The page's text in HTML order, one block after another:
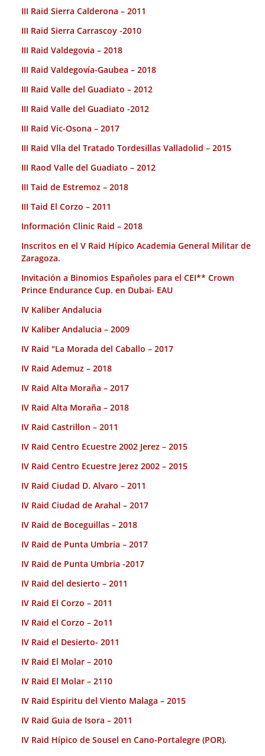
III Raid Sierra Calderona – 2011
III Raid Sierra Carrascoy -2010
III Raid Valdegovia – 2018
III Raid Valdegovía-Gaubea – 2018
III Raid Valle del Guadiato – 2012
III Raid Valle del Guadiato -2012
III Raid Vic-Osona – 2017
III Raid Vlla del Tratado Tordesillas Valladolid – 2015
III Raod Valle del Guadiato – 2012
III Taid de Estremoz – 2018
III Taid El Corzo – 2011
Información Clinic Raid – 2018
Inscritos en el V Raid Hípico Academia General Militar de
Zaragoza.
Invitación a Binomios Españoles para el CEI** Crown
Prince Endurance Cup. en Dubai- EAU
IV Kaliber Andalucia
IV Kaliber Andalucia – 2009
IV Raid "La Morada del Caballo – 2017
IV Raid Ademuz – 2018
IV Raid Alta Moraña – 2017
IV Raid Alta Moraña – 2018
IV Raid Castrillon – 2011
IV Raid Centro Ecuestre 2002 Jerez – 2015
IV Raid Centro Ecuestre Jerez 2002 – 2015
IV Raid Ciudad D. Alvaro – 2011
IV Raid Ciudad de Arahal – 2017
IV Raid de Boceguillas – 2018
IV Raid de Punta Umbria – 2017
IV Raid de Punta Umbria -2017
IV Raid del desierto – 2011
IV Raid El Corzo – 2011
IV Raid el Corzo – 2o11
IV Raid el Desierto- 2011
IV Raid El Molar – 2010
IV Raid El Molar – 2110
IV Raid Espiritu del Viento Malaga – 2015
IV Raid Guia de Isora – 2011
IV Raid Hípico de Sousel en Cano-Portalegre (POR).